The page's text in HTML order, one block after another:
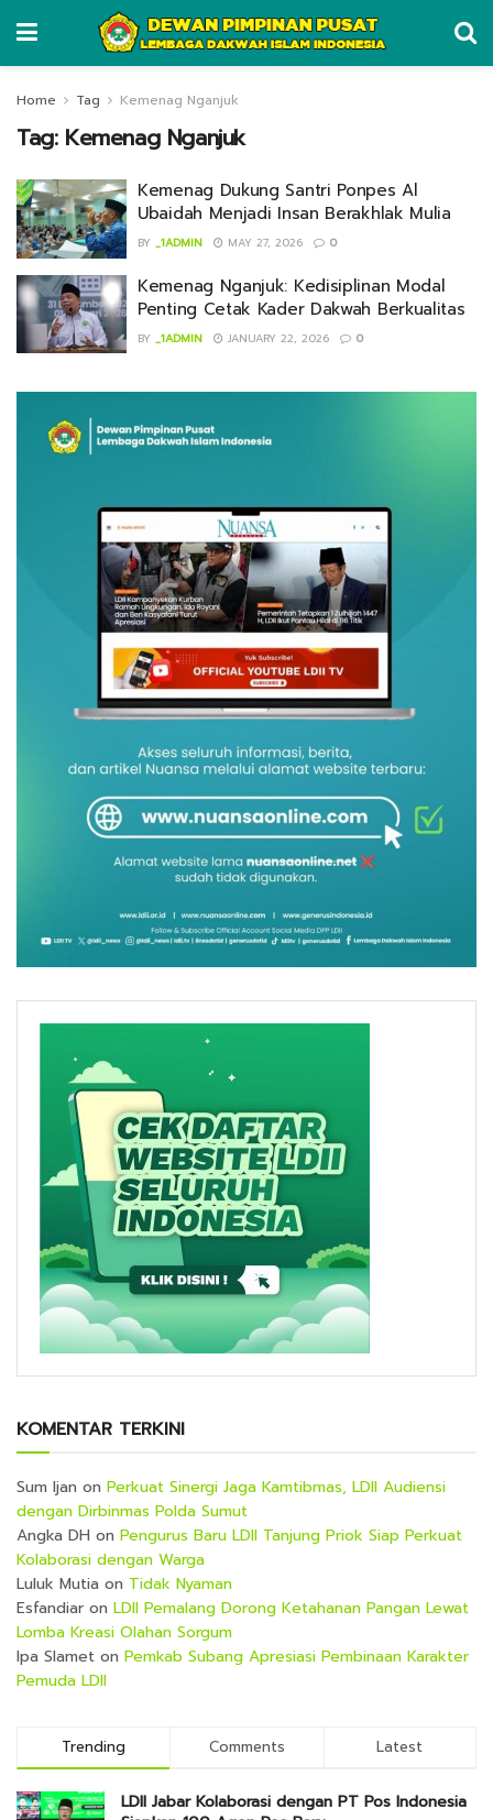
Home Tag Kemenag Nganjuk
Tag: Kemenag Nganjuk
Kemenag Dukung Santri Ponpes Al
Ubaidah Menjadi Insan Berakhlak Mulia
BY _1ADMIN MAY 27, 2026 0
Kemenag Nganjuk: Kedisiplinan Modal
Penting Cetak Kader Dakwah Berkualitas
BY _1ADMIN JANUARY 22, 2026 0
KOMENTAR TERKINI
Sum Ijan on Perkuat Sinergi Jaga Kamtibmas, LDII Audiensi
dengan Dirbinmas Polda Sumut
Angka DH on Pengurus Baru LDII Tanjung Priok Siap Perkuat
Kolaborasi dengan Warga
Luluk Mutia on Tidak Nyaman
Esfandiar on LDII Pemalang Dorong Ketahanan Pangan Lewat
Lomba Kreasi Olahan Sorgum
Ipa Slamet on Pemkab Subang Apresiasi Pembinaan Karakter
Pemuda LDII
Trending Comments Latest
LDII Jabar Kolaborasi dengan PT Pos Indonesia